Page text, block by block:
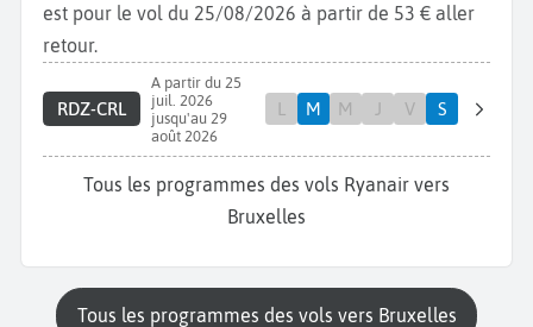
est pour le vol du 25/08/2026 à partir de 53 € aller
retour.
RDZ-CRL
A partir du 25
juil. 2026
jusqu'au 29
août 2026
L M M J V S
Tous les programmes des vols Ryanair vers
Bruxelles
Tous les programmes des vols vers Bruxelles